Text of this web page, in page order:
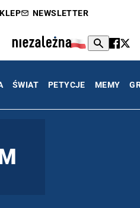
NEWSLETTER
ŚWIAT PETYCJE MEMY